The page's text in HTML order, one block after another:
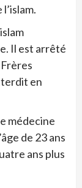
Il est arrêté
en
médecine
de 23 ans
ans plus